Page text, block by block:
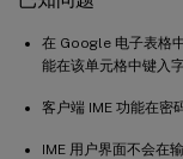
在 Google 电子表格
能在该单元格中键入字
客户端 IME 功能在密
IME 用户界面不会在